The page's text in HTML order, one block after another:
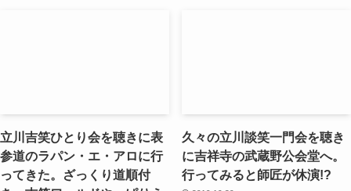
立川吉笑ひとり会を聴きに表
参道のラパン・エ・アロに行
ってきた。ざっくり道順付
久々の立川談笑一門会を聴き
に吉祥寺の武蔵野公会堂へ。
行ってみると師匠が休演!?